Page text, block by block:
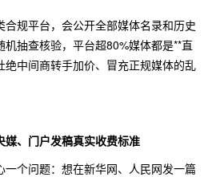
合规平台，会公开全部媒体名录和历史
抽查核验，平台超80%媒体都是**直
绝中间商转手加价、冒充正规媒体的乱
媒、门户发稿真实收费标准
一个问题：想在新华网、人民网发一篇